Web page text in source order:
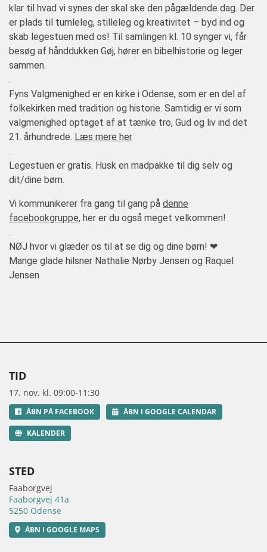
TID
17. nov. kl. 09:00-11:30
ÅBN PÅ FACEBOOK ÅBN I GOOGLE CALENDAR
KALENDER
STED
Faaborgvej
Faaborgvej 41a
5250 Odense
ÅBN I GOOGLE MAPS
klar til hvad vi synes der skal ske den pågældende dag. Der
er plads til tumleleg, stilleleg og kreativitet – byd ind og
skab legestuen med os! Til samlingen kl. 10 synger vi, får
besøg af hånddukken Gøj, hører en bibelhistorie og leger
sammen.
.
Fyns Valgmenighed er en kirke i Odense, som er en del af
folkekirken med tradition og historie. Samtidig er vi som
valgmenighed optaget af at tænke tro, Gud og liv ind det
21. århundrede. Læs mere her
.
Legestuen er gratis. Husk en madpakke til dig selv og
dit/dine børn.
Vi kommunikerer fra gang til gang på denne
facebookgruppe, her er du også meget velkommen!
.
NØJ hvor vi glæder os til at se dig og dine børn! ❤
Mange glade hilsner Nathalie Nørby Jensen og Raquel
Jensen